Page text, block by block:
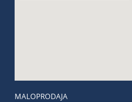
MALOPRODAJA